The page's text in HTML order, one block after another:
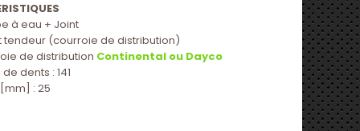
à eau + Joint
tendeur (courroie de distribution)
de distribution Continental ou Dayco
dents : 141
: 25